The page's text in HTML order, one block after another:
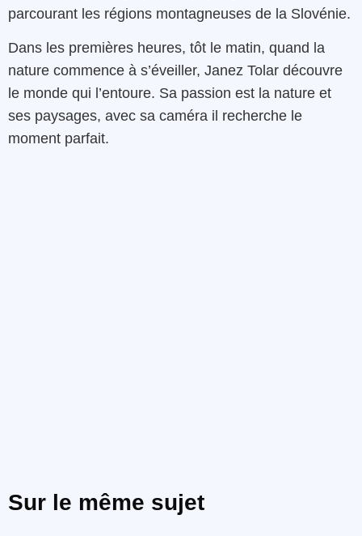
parcourant les régions montagneuses de la Slovénie.
Dans les premières heures, tôt le matin, quand la
nature commence à s’éveiller, Janez Tolar découvre
le monde qui l’entoure. Sa passion est la nature et
ses paysages, avec sa caméra il recherche le
moment parfait.
Sur le même sujet